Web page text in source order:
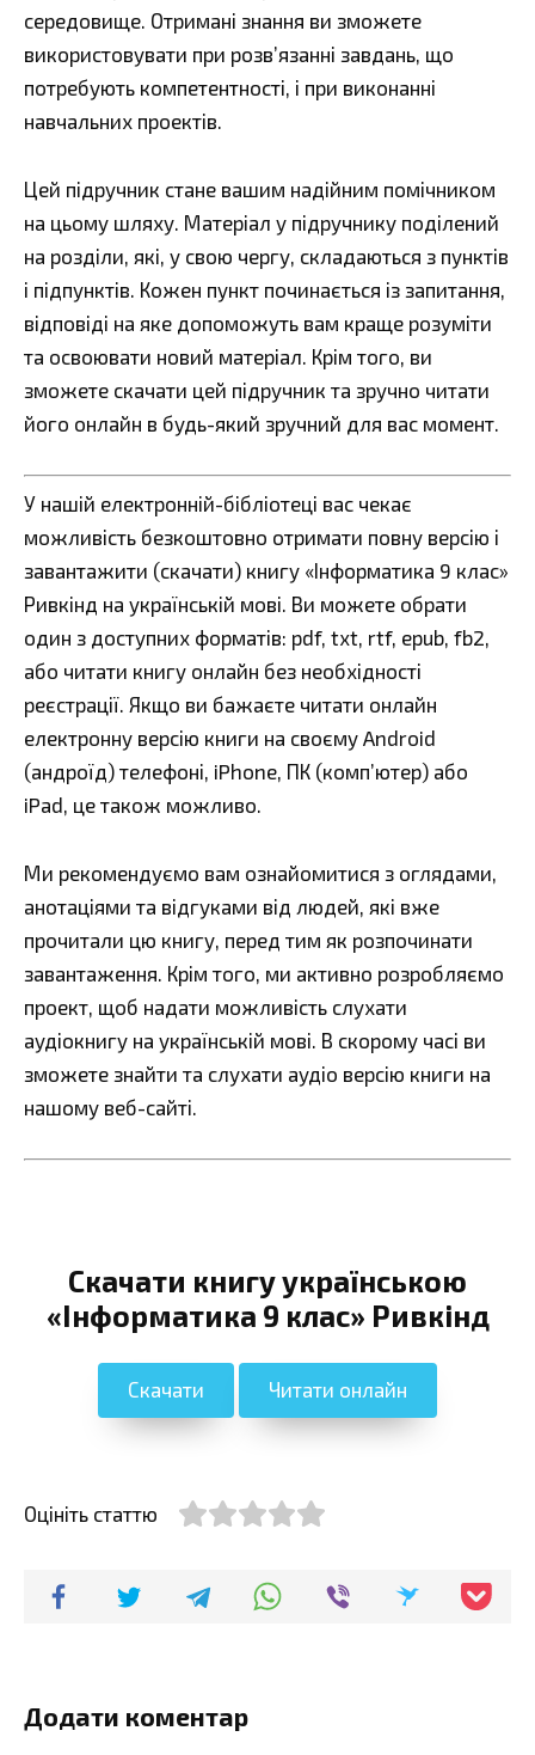
середовище. Отримані знання ви зможете
використовувати при розв’язанні завдань, що
потребують компетентності, і при виконанні
навчальних проектів.
Цей підручник стане вашим надійним помічником
на цьому шляху. Матеріал у підручнику поділений
на розділи, які, у свою чергу, складаються з пунктів
і підпунктів. Кожен пункт починається із запитання,
відповіді на яке допоможуть вам краще розуміти
та освоювати новий матеріал. Крім того, ви
зможете скачати цей підручник та зручно читати
його онлайн в будь-який зручний для вас момент.
У нашій електронній-бібліотеці вас чекає
можливість безкоштовно отримати повну версію і
завантажити (скачати) книгу «Інформатика 9 клас»
Ривкінд на українській мові. Ви можете обрати
один з доступних форматів: pdf, txt, rtf, epub, fb2,
або читати книгу онлайн без необхідності
реєстрації. Якщо ви бажаєте читати онлайн
електронну версію книги на своєму Android
(андроїд) телефоні, iPhone, ПК (комп’ютер) або
iPad, це також можливо.
Ми рекомендуємо вам ознайомитися з оглядами,
анотаціями та відгуками від людей, які вже
прочитали цю книгу, перед тим як розпочинати
завантаження. Крім того, ми активно розробляємо
проект, щоб надати можливість слухати
аудіокнигу на українській мові. В скорому часі ви
зможете знайти та слухати аудіо версію книги на
нашому веб-сайті.
Скачати книгу українською
«Інформатика 9 клас» Ривкінд
Скачати Читати онлайн
Оцініть статтю
Додати коментар